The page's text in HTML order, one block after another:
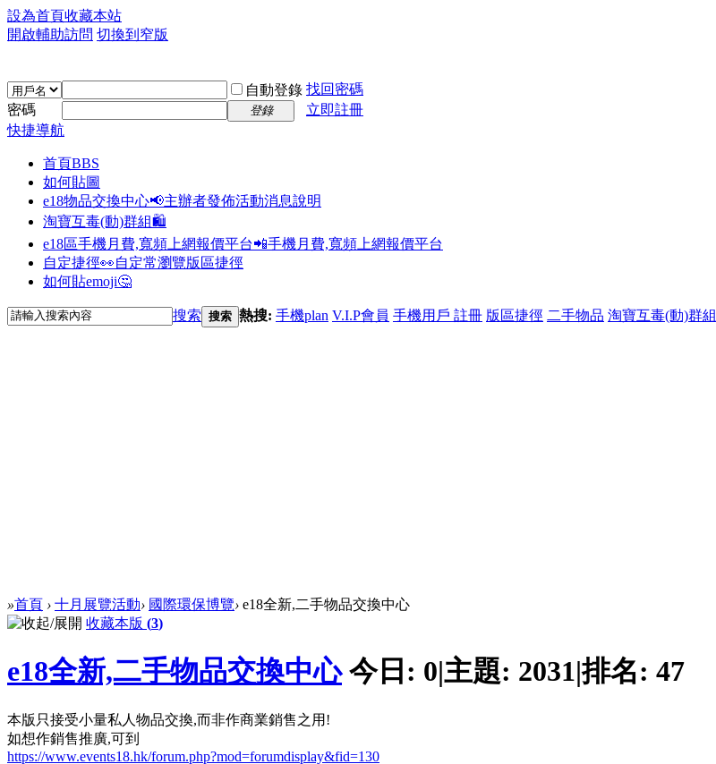
設為首頁收藏本站
開啟輔助訪問 切換到窄版
自動登錄 找回密碼
密碼
登錄
立即註冊
快捷導航
首頁BBS
如何貼圖
e18物品交換中心📢主辦者發佈活動消息說明
淘寶互毒(動)群組🛍️
e18區手機月費,寬頻上網報價平台📲手機月費,寬頻上網報價平台
自定捷徑👀自定常瀏覽版區捷徑
如何貼emoji🤔
搜索 搜索 熱搜: 手機plan V.I.P會員 手機用戶 註冊 版區捷徑 二手物品 淘寶互毒(動)群組
»首頁 › 十月展覽活動› 國際環保博覽› e18全新,二手物品交換中心
收藏本版 (3)
e18全新,二手物品交換中心 今日: 0|主題: 2031|排名: 47
本版只接受小量私人物品交換,而非作商業銷售之用!
如想作銷售推廣,可到
https://www.events18.hk/forum.php?mod=forumdisplay&fid=130